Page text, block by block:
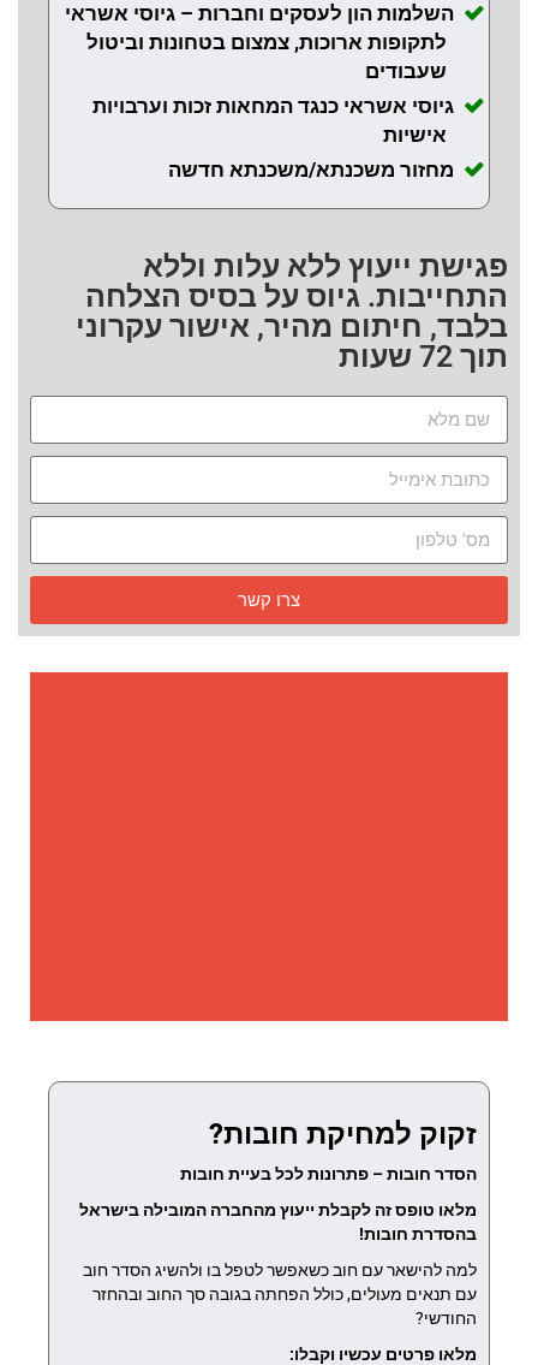
השלמות הון לעסקים וחברות – גיוסי אשראי
לתקופות ארוכות, צמצום בטחונות וביטול
שעבודים
גיוסי אשראי כנגד המחאות זכות וערבויות
אישיות
מחזור משכנתא/משכנתא חדשה
פגישת ייעוץ ללא עלות וללא
התחייבות. גיוס על בסיס הצלחה
בלבד, חיתום מהיר, אישור עקרוני
תוך 72 שעות
צרו קשר
זקוק למחיקת חובות?
הסדר חובות – פתרונות לכל בעיית חובות
מלאו טופס זה לקבלת ייעוץ מהחברה המובילה בישראל
בהסדרת חובות!
למה להישאר עם חוב כשאפשר לטפל בו ולהשיג הסדר חוב
עם תנאים מעולים, כולל הפחתה בגובה סך החוב ובהחזר
החודשי?
מלאו פרטים עכשיו וקבלו: